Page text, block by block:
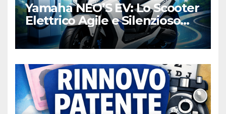
Yamaha NEO’S EV: Lo Scooter
Elettrico Agile e Silenzioso
per la Città